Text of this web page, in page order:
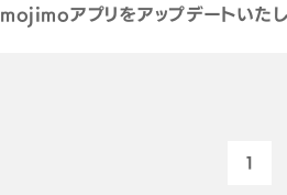
mojimoアプリをアップデートいた
1